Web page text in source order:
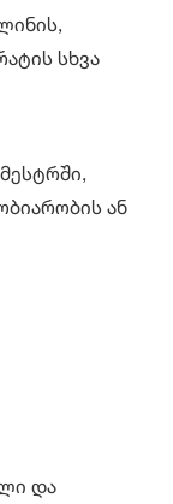
სხვა
ან
და